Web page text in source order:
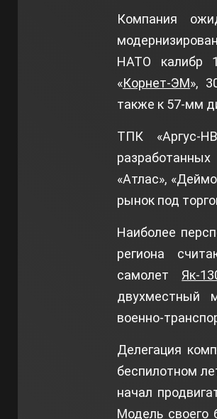
Компания
НАТО калибр
«Корнет-ЭМ»,
также к 57-мм
ТПК «Аргус-
«Атлас»,
рынок под
Наиболее
региона
самолет Як-
двухместный
военно-
Делегация
беспилотном
начал
Модель своего